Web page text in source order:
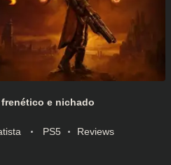
frenético e nichado
PS5 Reviews